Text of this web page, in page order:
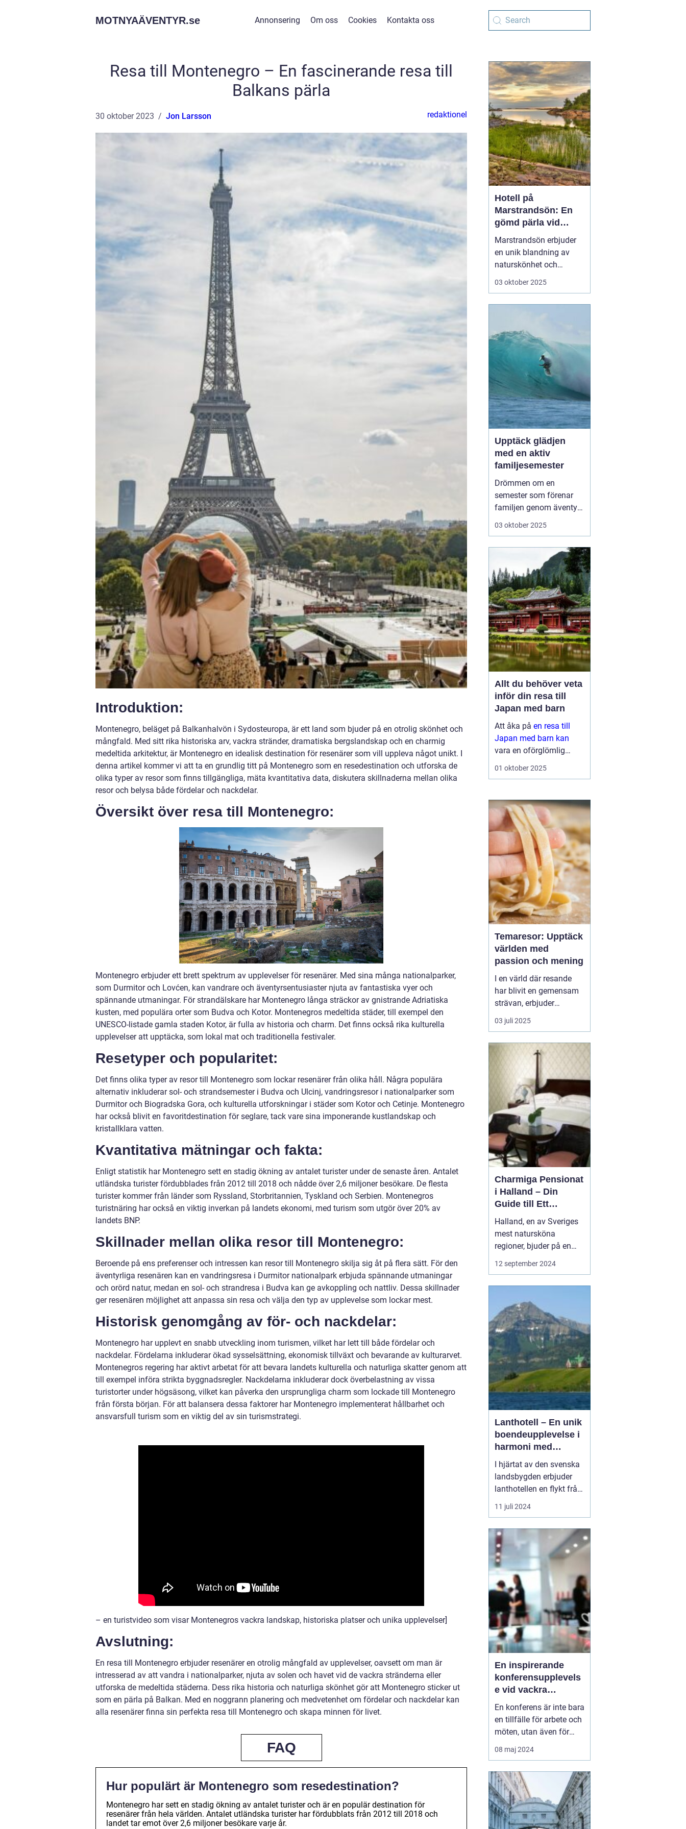
MOTNYAÄVENTYR.se Annonsering Om oss Cookies Kontakta oss
Resa till Montenegro – En fascinerande resa till
Balkans pärla
30 oktober 2023 Jon Larsson redaktionel
Introduktion:
Montenegro, beläget på Balkanhalvön i Sydosteuropa, är ett land som bjuder på en otrolig skönhet och
mångfald. Med sitt rika historiska arv, vackra stränder, dramatiska bergslandskap och en charmig
medeltida arkitektur, är Montenegro en idealisk destination för resenärer som vill uppleva något unikt. I
denna artikel kommer vi att ta en grundlig titt på Montenegro som en resedestination och utforska de
olika typer av resor som finns tillgängliga, mäta kvantitativa data, diskutera skillnaderna mellan olika
resor och belysa både fördelar och nackdelar.
Översikt över resa till Montenegro:
Montenegro erbjuder ett brett spektrum av upplevelser för resenärer. Med sina många nationalparker,
som Durmitor och Lovćen, kan vandrare och äventyrsentusiaster njuta av fantastiska vyer och
spännande utmaningar. För strandälskare har Montenegro långa sträckor av gnistrande Adriatiska
kusten, med populära orter som Budva och Kotor. Montenegros medeltida städer, till exempel den
UNESCO-listade gamla staden Kotor, är fulla av historia och charm. Det finns också rika kulturella
upplevelser att upptäcka, som lokal mat och traditionella festivaler.
Resetyper och popularitet:
Det finns olika typer av resor till Montenegro som lockar resenärer från olika håll. Några populära
alternativ inkluderar sol- och strandsemester i Budva och Ulcinj, vandringsresor i nationalparker som
Durmitor och Biogradska Gora, och kulturella utforskningar i städer som Kotor och Cetinje. Montenegro
har också blivit en favoritdestination för seglare, tack vare sina imponerande kustlandskap och
kristallklara vatten.
Kvantitativa mätningar och fakta:
Enligt statistik har Montenegro sett en stadig ökning av antalet turister under de senaste åren. Antalet
utländska turister fördubblades från 2012 till 2018 och nådde över 2,6 miljoner besökare. De flesta
turister kommer från länder som Ryssland, Storbritannien, Tyskland och Serbien. Montenegros
turistnäring har också en viktig inverkan på landets ekonomi, med turism som utgör över 20% av
landets BNP.
Skillnader mellan olika resor till Montenegro:
Beroende på ens preferenser och intressen kan resor till Montenegro skilja sig åt på flera sätt. För den
äventyrliga resenären kan en vandringsresa i Durmitor nationalpark erbjuda spännande utmaningar
och orörd natur, medan en sol- och strandresa i Budva kan ge avkoppling och nattliv. Dessa skillnader
ger resenären möjlighet att anpassa sin resa och välja den typ av upplevelse som lockar mest.
Historisk genomgång av för- och nackdelar:
Montenegro har upplevt en snabb utveckling inom turismen, vilket har lett till både fördelar och
nackdelar. Fördelarna inkluderar ökad sysselsättning, ekonomisk tillväxt och bevarande av kulturarvet.
Montenegros regering har aktivt arbetat för att bevara landets kulturella och naturliga skatter genom att
till exempel införa strikta byggnadsregler. Nackdelarna inkluderar dock överbelastning av vissa
turistorter under högsäsong, vilket kan påverka den ursprungliga charm som lockade till Montenegro
från första början. För att balansera dessa faktorer har Montenegro implementerat hållbarhet och
ansvarsfull turism som en viktig del av sin turismstrategi.
– en turistvideo som visar Montenegros vackra landskap, historiska platser och unika upplevelser]
Avslutning:
En resa till Montenegro erbjuder resenärer en otrolig mångfald av upplevelser, oavsett om man är
intresserad av att vandra i nationalparker, njuta av solen och havet vid de vackra stränderna eller
utforska de medeltida städerna. Dess rika historia och naturliga skönhet gör att Montenegro sticker ut
som en pärla på Balkan. Med en noggrann planering och medvetenhet om fördelar och nackdelar kan
alla resenärer finna sin perfekta resa till Montenegro och skapa minnen för livet.
FAQ
Hur populärt är Montenegro som resedestination?
Montenegro har sett en stadig ökning av antalet turister och är en populär destination för
resenärer från hela världen. Antalet utländska turister har fördubblats från 2012 till 2018 och
landet tar emot över 2,6 miljoner besökare varje år.
Hotell på
Marstrandsön: En
gömd pärla vid
västkusten
Marstrandsön erbjuder
en unik blandning av
naturskönhet och
historisk charm, och är
mysiga hotell och
närheten till natur, kultur
03 oktober 2025
Upptäck glädjen
med en aktiv
familjesemester
Drömmen om en
semester som förenar
familjen genom äventyr
och nya upplevelser är
familjesemester har
blivit ett populärt
alternativ för familjer
som vill tillbringa kvalit...
03 oktober 2025
Allt du behöver veta
inför din resa till
Japan med barn
Att åka på en resa till
Japan med barn kan
vara en oförglömlig
upplevelse för hela
modern teknik o...
01 oktober 2025
Temaresor: Upptäck
världen med
passion och mening
I en värld där resande
har blivit en gemensam
strävan, erbjuder
temaresor en unik
möjlighet att fördjupa
och kulturella
upplevelser. Genom att
välja en resa baserad på
ett tema kan man upp...
03 juli 2025
Charmiga Pensionat
i Halland – Din
Guide till Ett
Bekymmersfritt
Getaway
Halland, en av Sveriges
mest natursköna
regioner, bjuder på en
perfekt kombination av
idyllisk landsbygd,
dessa vyer finns mysiga
pensionat som erbarkar
besökaren en unik inbli...
12 september 2024
Lanthotell – En unik
boendeupplevelse i
harmoni med
naturen
I hjärtat av den svenska
landsbygden erbjuder
lanthotellen en flykt från
vardagens hektik och en
chans att återupptäcka
skönhet.
Smålandstorpet står
som ett skinande
exempel på hur per...
11 juli 2024
En inspirerande
konferensupplevels
e vid vackra
Tylösand
En konferens är inte bara
en tillfälle för arbete och
möten, utan även för
avkoppling,
teambuilding, och nya
västkust, där havets brus
och den mjuka sandens
skönhet lockar, l...
08 maj 2024